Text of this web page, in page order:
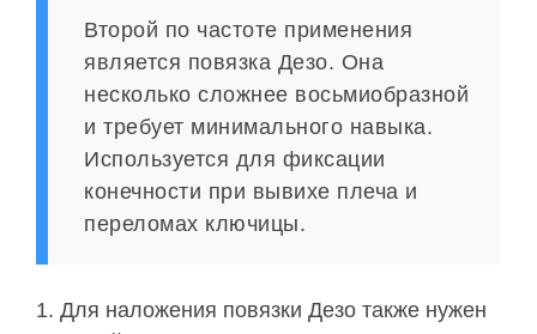
Второй по частоте применения
является повязка Дезо. Она
несколько сложнее восьмиобразной
и требует минимального навыка.
Используется для фиксации
конечности при вывихе плеча и
переломах ключицы.
Для наложения повязки Дезо также нужен